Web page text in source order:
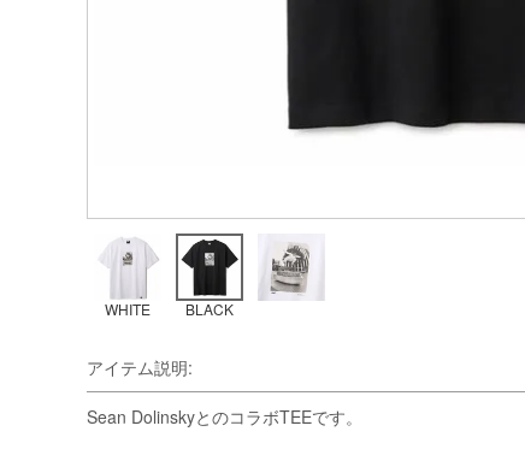
WHITE BLACK
アイテム説明:
Sean DolinskyとのコラボTEEです。